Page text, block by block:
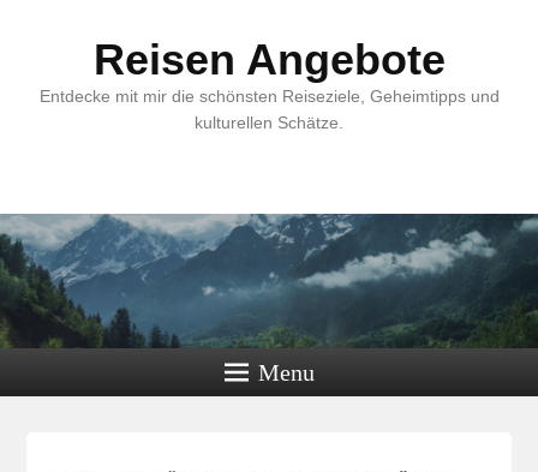
Reisen Angebote
Entdecke mit mir die schönsten Reiseziele, Geheimtipps und
kulturellen Schätze.
Menu